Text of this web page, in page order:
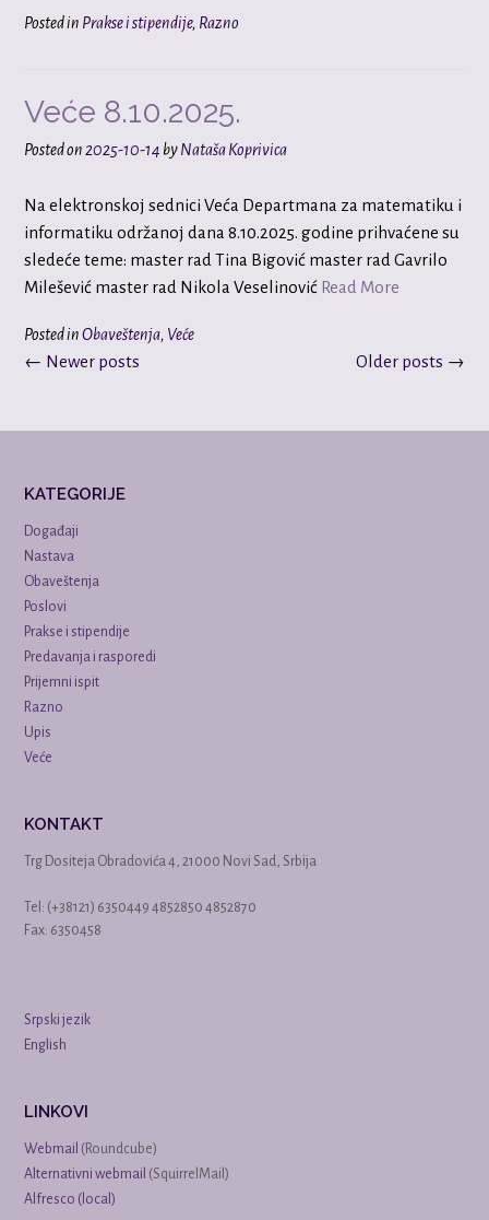
Posted in Prakse i stipendije, Razno
Veće 8.10.2025.
Posted on2025-10-14byNataša Koprivica
Na elektronskoj sednici Veća Departmana za matematiku i
informatiku održanoj dana 8.10.2025. godine prihvaćene su
sledeće teme: master rad Tina Bigović master rad Gavrilo
Milešević master rad Nikola Veselinović Read More
Posted inObaveštenja, Veće
Posts
Older posts →
← Newer posts
KATEGORIJE
Događaji
Nastava
Obaveštenja
Poslovi
Prakse i stipendije
Predavanja i rasporedi
Prijemni ispit
Razno
Upis
Veće
KONTAKT
Trg Dositeja Obradovića 4, 21000 Novi Sad, Srbija
Tel: (+38121) 6350449 4852850 4852870
Fax: 6350458
Srpski jezik
English
LINKOVI
Webmail (Roundcube)
Alternativni webmail (SquirrelMail)
Alfresco (local)